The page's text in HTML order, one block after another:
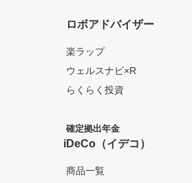
ロボアドバイザー
楽ラップ
ウェルスナビ×R
らくらく投資
確定拠出年金
iDeCo（イデコ）
商品一覧